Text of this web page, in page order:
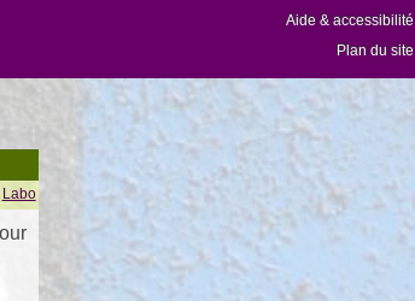
Aide & accessibilité
Plan du site
Labo